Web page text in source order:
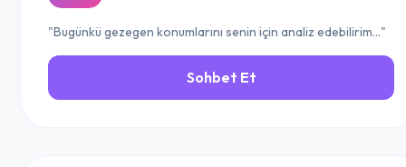
"Bugünkü gezegen konumlarını senin için analiz edebilirim..."
Sohbet Et